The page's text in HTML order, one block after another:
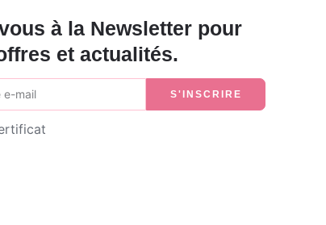
à la Newsletter pour
et actualités.
S'INSCRIRE